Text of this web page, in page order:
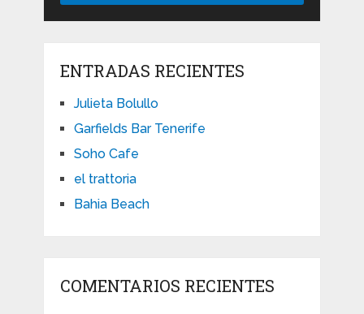
ENTRADAS RECIENTES
Julieta Bolullo
Garfields Bar Tenerife
Soho Cafe
el trattoria
Bahia Beach
COMENTARIOS RECIENTES